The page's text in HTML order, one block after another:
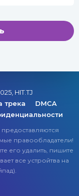
HIT.TJ
трека
DMCA
правообладатели!
его удалить, пишите
все устройтва на